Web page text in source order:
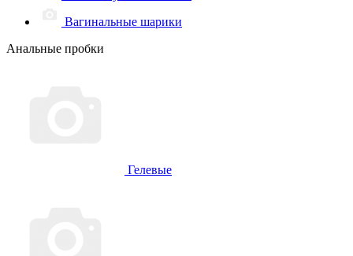
Вагинальные шарики
Анальные пробки
Гелевые